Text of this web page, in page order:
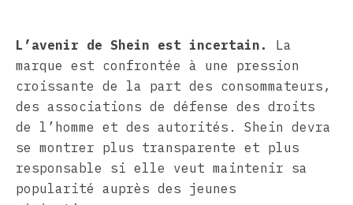
L’avenir de Shein est incertain.
La
marque est confrontée à une pression
croissante de la part des consommateurs,
des associations de défense des droits
de l’homme et des autorités. Shein devra
se montrer plus transparente et plus
responsable si elle veut maintenir sa
popularité auprès des jeunes